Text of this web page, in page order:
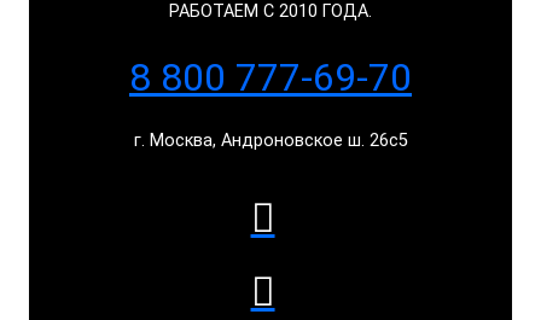
РАБОТАЕМ С 2010 ГОДА.
8 800 777-69-70
г. Москва, Андроновское ш. 26с5